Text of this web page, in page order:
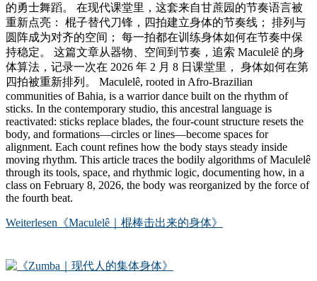
的勇士舞蹈。 在现代课堂里，这套来自甘蔗园的节奏语言被
重新点亮： 棍子替代刀锋，四拍建立身体的节奏线； 排列与
圆阵成为对齐的空间； 每一拍都在训练身体如何在节奏中保
持稳定。 这篇文章从器物、空间到节奏，追索 Maculelê 的身
体算法，记录一次在 2026 年 2 月 8 日课堂里， 身体如何在第
四拍被重新排列。 Maculelê, rooted in Afro-Brazilian
communities of Bahia, is a warrior dance built on the rhythm of
sticks. In the contemporary studio, this ancestral language is
reactivated: sticks replace blades, the four-count structure resets the
body, and formations—circles or lines—become spaces for
alignment. Each count refines how the body stays steady inside
moving rhythm. This article traces the bodily algorithms of Maculelê
through its tools, space, and rhythmic logic, documenting how, in a
class on February 8, 2026, the body was reorganized by the force of
the fourth beat.
Weiterlesen 《Maculelê｜棍棒击出来的身体》